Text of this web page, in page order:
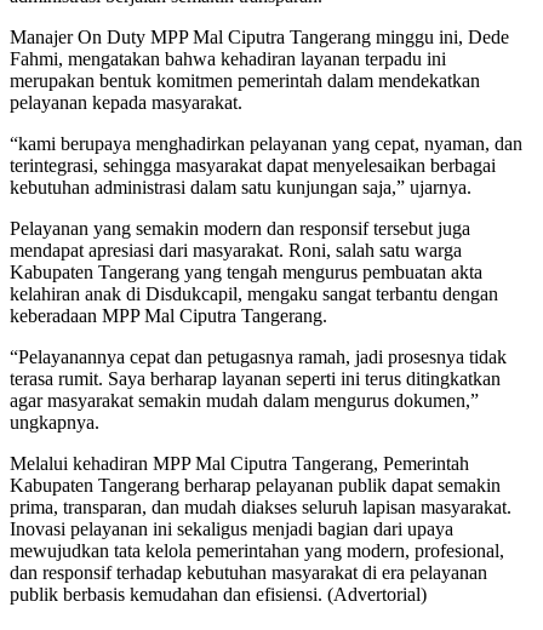
Manajer On Duty MPP Mal Ciputra Tangerang minggu ini, Dede
Fahmi, mengatakan bahwa kehadiran layanan terpadu ini
merupakan bentuk komitmen pemerintah dalam mendekatkan
pelayanan kepada masyarakat.
“kami berupaya menghadirkan pelayanan yang cepat, nyaman, dan
terintegrasi, sehingga masyarakat dapat menyelesaikan berbagai
kebutuhan administrasi dalam satu kunjungan saja,” ujarnya.
Pelayanan yang semakin modern dan responsif tersebut juga
mendapat apresiasi dari masyarakat. Roni, salah satu warga
Kabupaten Tangerang yang tengah mengurus pembuatan akta
kelahiran anak di Disdukcapil, mengaku sangat terbantu dengan
keberadaan MPP Mal Ciputra Tangerang.
“Pelayanannya cepat dan petugasnya ramah, jadi prosesnya tidak
terasa rumit. Saya berharap layanan seperti ini terus ditingkatkan
agar masyarakat semakin mudah dalam mengurus dokumen,”
ungkapnya.
Melalui kehadiran MPP Mal Ciputra Tangerang, Pemerintah
Kabupaten Tangerang berharap pelayanan publik dapat semakin
prima, transparan, dan mudah diakses seluruh lapisan masyarakat.
Inovasi pelayanan ini sekaligus menjadi bagian dari upaya
mewujudkan tata kelola pemerintahan yang modern, profesional,
dan responsif terhadap kebutuhan masyarakat di era pelayanan
publik berbasis kemudahan dan efisiensi. (Advertorial)